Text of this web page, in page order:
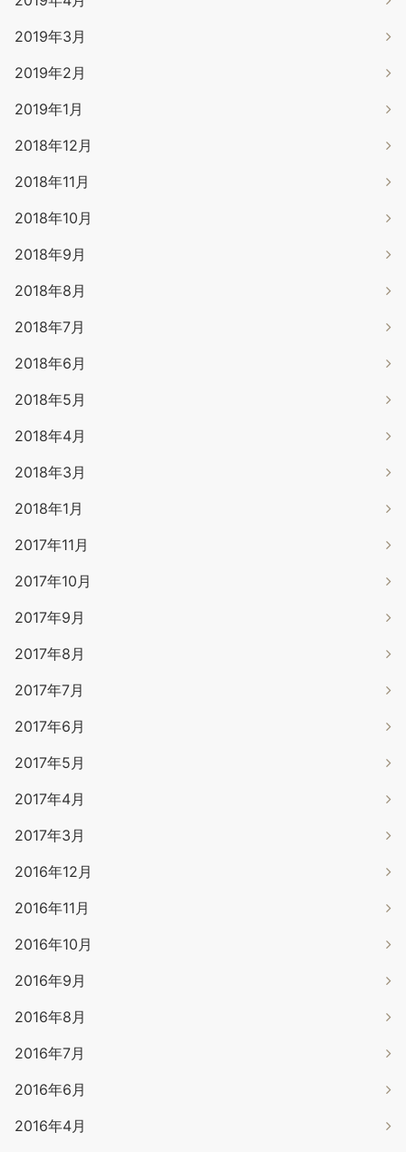
2019年3月
2019年2月
2019年1月
2018年12月
2018年11月
2018年10月
2018年9月
2018年8月
2018年7月
2018年6月
2018年5月
2018年4月
2018年3月
2018年1月
2017年11月
2017年10月
2017年9月
2017年8月
2017年7月
2017年6月
2017年5月
2017年4月
2017年3月
2016年12月
2016年11月
2016年10月
2016年9月
2016年8月
2016年7月
2016年6月
2016年4月